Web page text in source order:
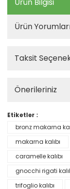
Ürün
Taksit
Önerileriniz
Etiketler :
bronz makarna
makarna kalıbı
caramelle kalıbı
gnocchi rigati
trifoglio kalıbı